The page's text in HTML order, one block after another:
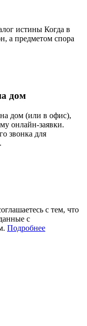
истины Когда в
а предметом спора
дом
дом (или в офис),
онлайн-заявки.
звонка для
с тем, что
с
Подробнее